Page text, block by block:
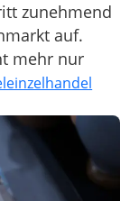
zunehmend
auf.
mehr nur